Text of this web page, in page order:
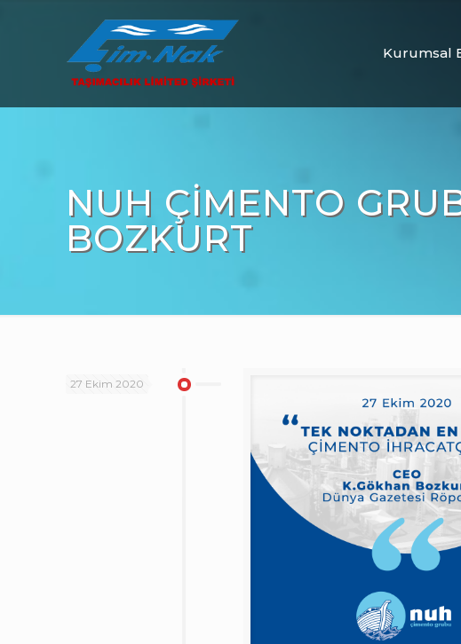
Kurumsal
NUH ÇIMENTO
BOZKURT
27 Ekim 2020